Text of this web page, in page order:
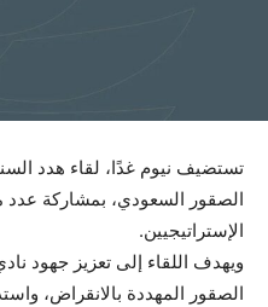
الصقور السعودي، بمشاركة عدد
الإستراتيجيين.
ويهدف اللقاء إلى تعزيز جهود
الصقور المهددة بالانقراض،